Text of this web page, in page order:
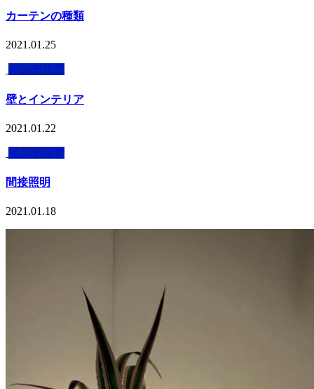
カーテンの種類
2021.01.25
インテリア
壁とインテリア
2021.01.22
インテリア
間接照明
2021.01.18